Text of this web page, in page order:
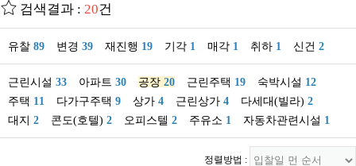
검색결과 : 20건
유찰 89 변경 39 재진행 19 기각 1 매각 1 취하 1 신건 2
근린시설 33 아파트 30 공장 20 근린주택 19 숙박시설 12
주택 11 다가구주택 9 상가 4 근린상가 4 다세대(빌라) 2
대지 2 콘도(호텔) 2 오피스텔 2 주유소 1 자동차관련시설 1
정렬방법 :